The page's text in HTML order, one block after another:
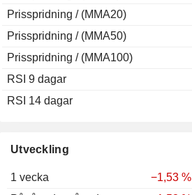
Utveckling
1 vecka
−1,53 %
Prisspridning / (MMA20)
Prisspridning / (MMA50)
Prisspridning / (MMA100)
RSI 9 dagar
RSI 14 dagar
2006
+2,03 %
2005
−7,38 %
2004
+7,12 %
2003
2002
2000